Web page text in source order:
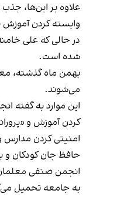
علاوه بر این‌ها، جذب
وابسته کردن آموزش
در حالی که علی
شده است.
می‌شوند.
این موارد به گفته
کردن آموزش و
امنیتی کردن مدارس
حافظ جان کودکان و بازداشت
انجمن صنفی معلمان
به جامعه تحمیل